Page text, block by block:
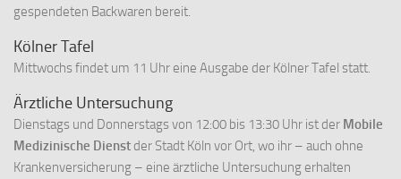
gespendeten Backwaren bereit.
Kölner Tafel
Mittwochs findet um 11 Uhr eine Ausgabe der Kölner Tafel statt.
Ärztliche Untersuchung
Dienstags und Donnerstags von 12:00 bis 13:30 Uhr ist der Mobile
Medizinische Dienst der Stadt Köln vor Ort, wo ihr – auch ohne
Krankenversicherung – eine ärztliche Untersuchung erhalten